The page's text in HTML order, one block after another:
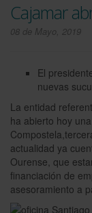
Cajamar
08 de Mayo, 2019
El
nuevas
La entidad
ha abierto hoy
actualidad ya
Ourense, que
financiación de
asesoramiento a
r
e
s
d
e
l
a
e
n
i
d